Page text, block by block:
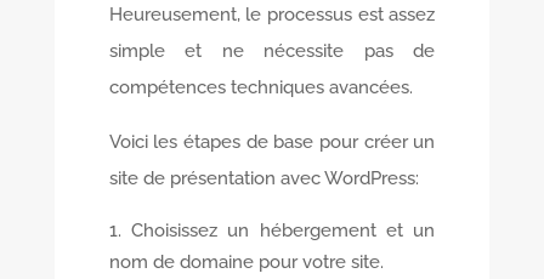
Heureusement, le processus est assez
simple et ne nécessite pas de
compétences techniques avancées.
Voici les étapes de base pour créer un
site de présentation avec WordPress:
Choisissez un hébergement et un
nom de domaine pour votre site.